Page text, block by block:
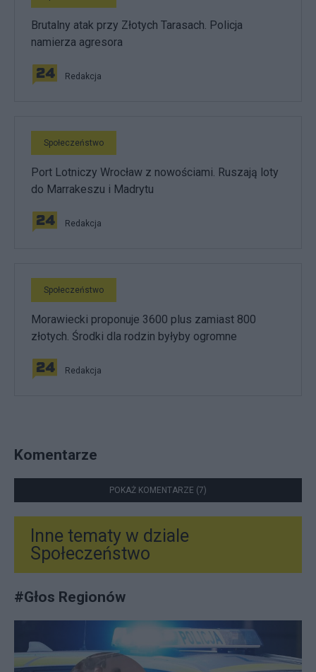
Brutalny atak przy Złotych Tarasach. Policja
namierza agresora
Redakcja
Społeczeństwo
Port Lotniczy Wrocław z nowościami. Ruszają loty
do Marrakeszu i Madrytu
Redakcja
Społeczeństwo
Morawiecki proponuje 3600 plus zamiast 800
złotych. Środki dla rodzin byłyby ogromne
Redakcja
Komentarze
POKAŻ KOMENTARZE (7)
Inne tematy w dziale
Społeczeństwo
#Głos Regionów